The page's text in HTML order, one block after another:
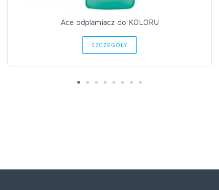
Ace odplamiacz do KOLORU
SZCZEGÓŁY